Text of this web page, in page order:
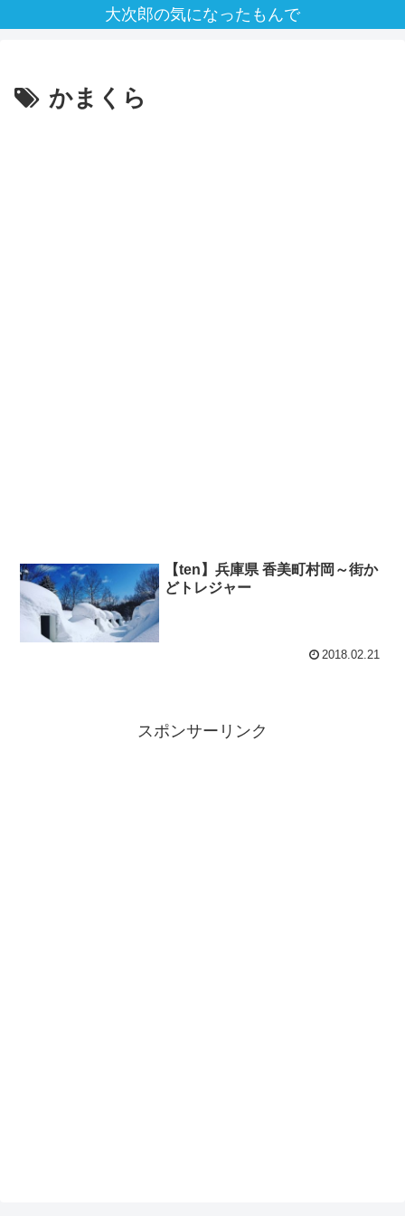
大次郎の気になったもんで
かまくら
【ten】兵庫県 香美町村岡～街か
どトレジャー
2018.02.21
スポンサーリンク